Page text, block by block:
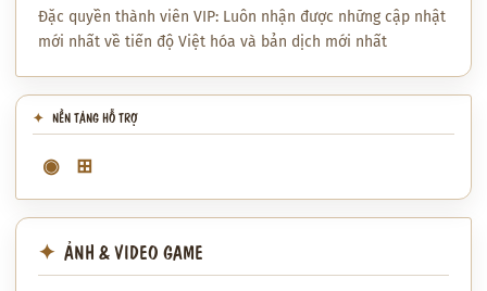
Đặc quyền thành viên VIP: Luôn nhận được những cập nhật
mới nhất về tiến độ Việt hóa và bản dịch mới nhất
NỀN TẢNG HỖ TRỢ
◉ ⊞
ẢNH & VIDEO GAME